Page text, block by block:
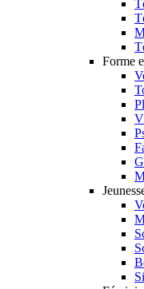
Forme